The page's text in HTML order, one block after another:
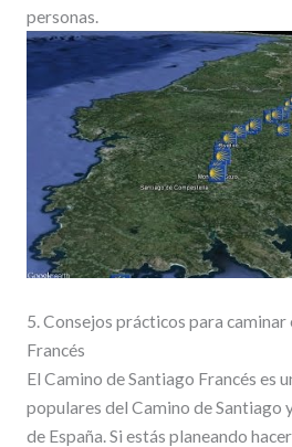
personas.
5. Consejos prácticos para
Francés
El Camino de Santiago Francés es
populares del Camino de Santiago
de España. Si estás planeando